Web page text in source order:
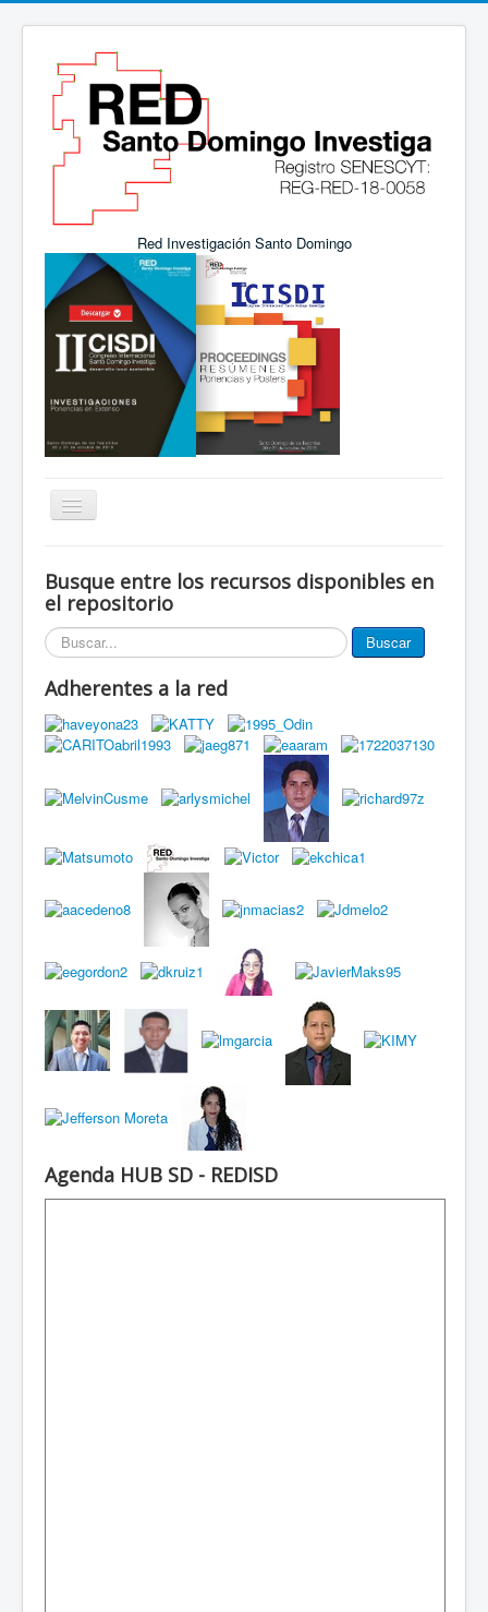
Red Investigación Santo Domingo
Alternar
Eventos
Miembros de la red
Documentos
Busque entre los recursos disponibles en
el repositorio
Buscar... Buscar
Adherentes a la red
Agenda HUB SD - REDISD